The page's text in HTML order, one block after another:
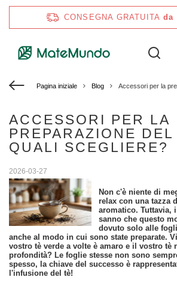
CONSEGNA GRATUITA da
Pagina iniziale Blog Accessori per la
ACCESSORI PER LA
PREPARAZIONE DEL
QUALI SCEGLIERE?
2026-03-27
Non c'è niente di
relax con una tazza
aromatico. Tuttavia,
sanno che questo
dovuto solo alle
anche al modo in cui sono state preparate.
vostro tè verde a volte è amaro e il vostro tè
profondità? Le foglie stesse non sono
spesso, la chiave del successo è
l'infusione del tè!